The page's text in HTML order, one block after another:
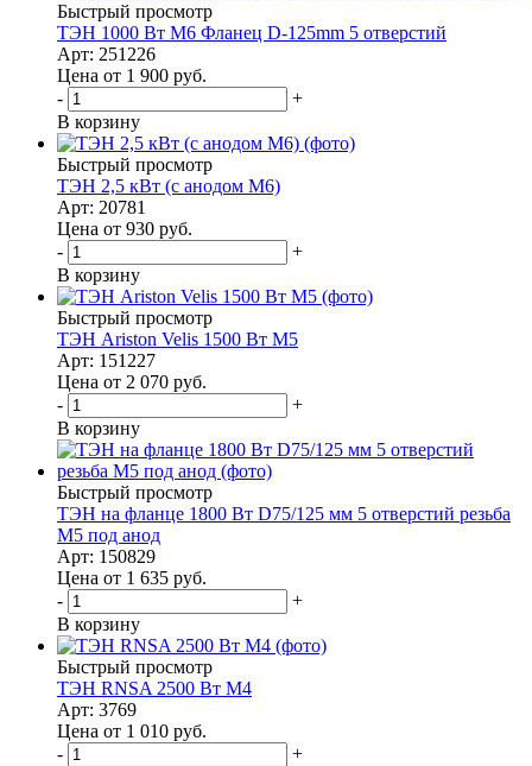
Быстрый просмотр
ТЭН 1000 Вт M6 Фланец D-125mm 5 отверстий
Арт: 251226
Цена от 1 900 руб.
-
+
В корзину
Быстрый просмотр
ТЭН 2,5 кВт (с анодом М6)
Арт: 20781
Цена от 930 руб.
-
+
В корзину
Быстрый просмотр
ТЭН Ariston Velis 1500 Вт M5
Арт: 151227
Цена от 2 070 руб.
-
+
В корзину
Быстрый просмотр
ТЭН на фланце 1800 Вт D75/125 мм 5 отверстий резьба
М5 под анод
Арт: 150829
Цена от 1 635 руб.
-
+
В корзину
Быстрый просмотр
ТЭН RNSA 2500 Вт M4
Арт: 3769
Цена от 1 010 руб.
-
+